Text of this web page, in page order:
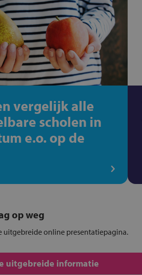
vergelijk alle
scholen in
e.o. op de
op weg
uitgebreide online presentatiepagina.
uitgebreide informatie